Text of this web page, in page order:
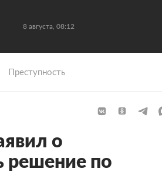
8 августа, 08:12
Преступность
о
решение по